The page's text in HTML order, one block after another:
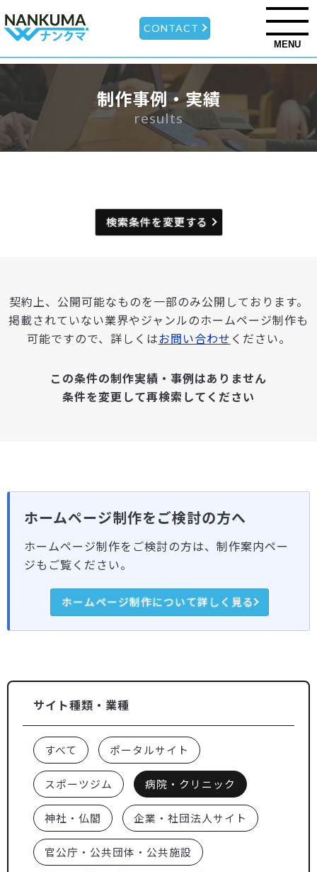
CONTACT
MENU
制作事例・実績
results
検索条件を変更する
契約上、公開可能なものを一部のみ公開しております。
掲載されていない業界やジャンルのホームページ制作も
可能ですので、詳しくはお問い合わせ ください。
この条件の制作実績・事例はありません
条件を変更して再検索してください
ホームページ制作をご検討の方へ
ホームページ制作をご検討の方は、制作案内ペー
ジもご覧ください。
ホームページ制作について詳しく見る
サイト種類・業種
すべて ポータルサイト
スポーツジム 病院・クリニック
神社・仏閣 企業・社団法人サイト
官公庁・公共団体・公共施設